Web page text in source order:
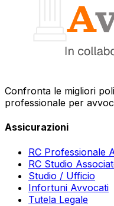
Confronta le migliori
professionale per
Assicurazioni
RC Professionale
RC Studio
Studio / Ufficio
Infortuni Avvocati
Tutela Legale